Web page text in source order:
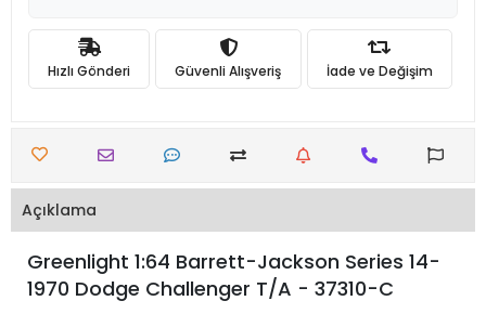
Hızlı Gönderi Güvenli Alışveriş İade ve Değişim
Açıklama
Greenlight 1:64 Barrett-Jackson Series 14-
1970 Dodge Challenger T/A - 37310-C